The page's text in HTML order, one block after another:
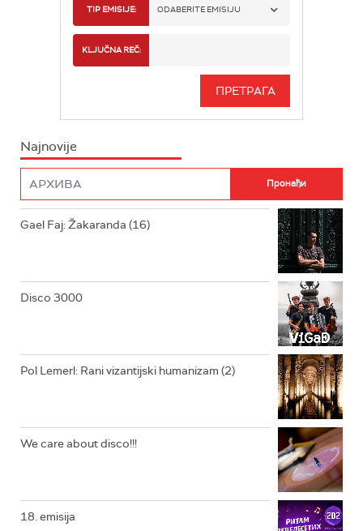
RADIO BEOGRAD 1
RADIO BEOGRAD 3
RADIO ROKENROLER
RADIO DŽEZER
TIP EMISIJE: ODABERITE EMISIJU
INFO
KLJUČNA REČ:
Najnovije
Gael Faj: Žakaranda (16)
Disco 3000
Pol Lemerl: Rani vizantijski humanizam (2)
We care about disco!!!
18. emisija